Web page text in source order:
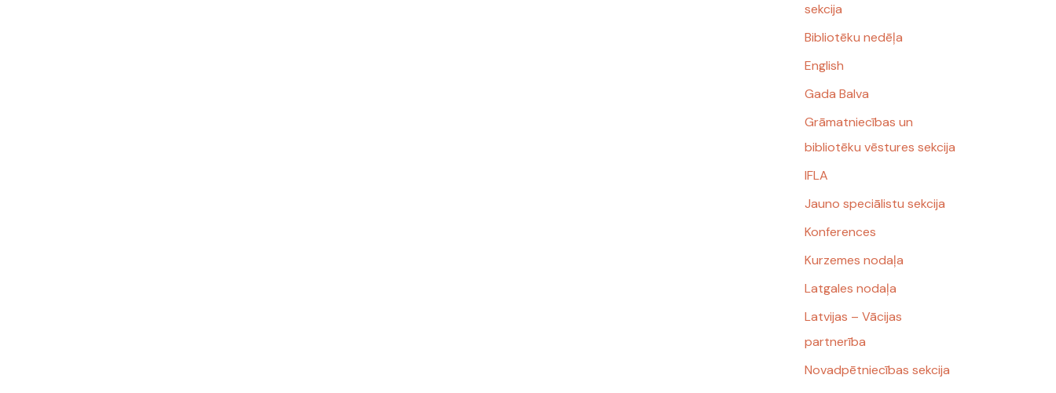
sekcija
Bibliotēku nedēļa
English
Gada Balva
Grāmatniecības un
bibliotēku vēstures sekcija
IFLA
Jauno speciālistu sekcija
Konferences
Kurzemes nodaļa
Latgales nodaļa
Latvijas – Vācijas
partnerība
Novadpētniecības sekcija